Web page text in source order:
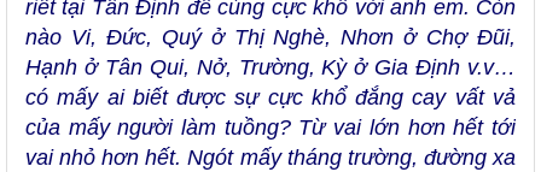
riết tại Tân Định để cùng cực khổ với anh em. Còn
nào Vi, Đức, Quý ở Thị Nghè, Nhơn ở Chợ Đũi,
Hạnh ở Tân Qui, Nở, Trường, Kỳ ở Gia Định v.v…
có mấy ai biết được sự cực khổ đắng cay vất vả
của mấy người làm tuồng? Từ vai lớn hơn hết tới
vai nhỏ hơn hết. Ngót mấy tháng trường, đường xa